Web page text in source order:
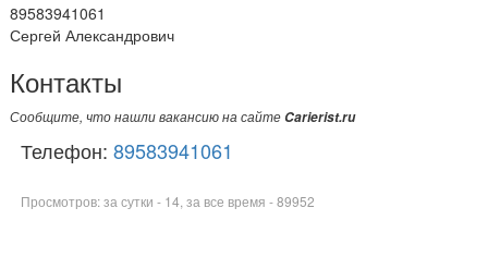
89583941061
Сергей Александрович
Контакты
Сообщите, что нашли вакансию на сайте Carierist.ru
Телефон: 89583941061
Просмотров: за сутки - 14, за все время - 89952